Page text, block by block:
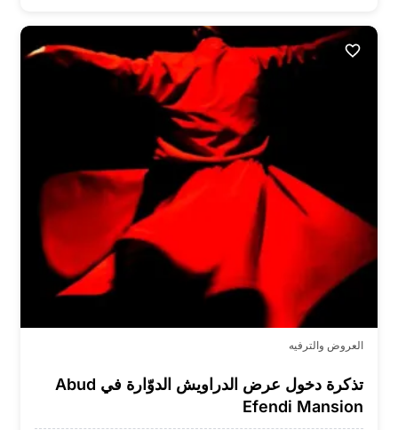
العروض والترفيه
تذكرة دخول عرض الدراويش الدوّارة في Abud
Efendi Mansion